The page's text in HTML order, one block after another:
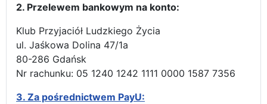
2. Przelewem bankowym na konto:
Klub Przyjaciół Ludzkiego Życia
ul. Jaśkowa Dolina 47/1a
80-286 Gdańsk
Nr rachunku: 05 1240 1242 1111 0000 1587 7356
3. Za pośrednictwem PayU: